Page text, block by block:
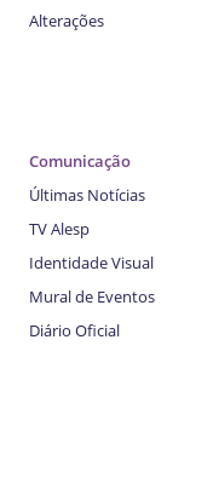
Alterações
Comunicação
Últimas Notícias
TV Alesp
Identidade Visual
Mural de Eventos
Diário Oficial